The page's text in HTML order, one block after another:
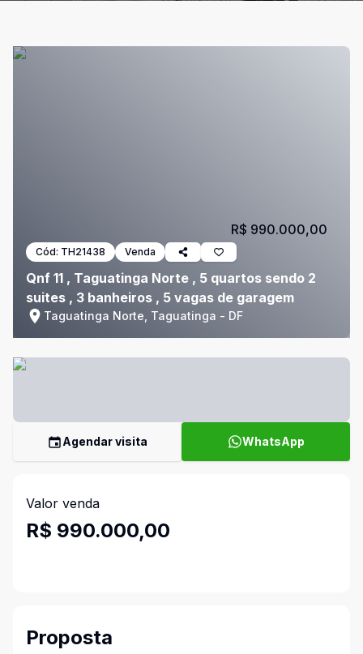
Cód: TH21438 Venda
Qnf 11 , Taguatinga Norte , 5 quartos sendo 2
suites , 3 banheiros , 5 vagas de garagem
Taguatinga Norte, Taguatinga - DF
R$ 990.000,00
Agendar visita WhatsApp
Valor venda
R$ 990.000,00
Proposta